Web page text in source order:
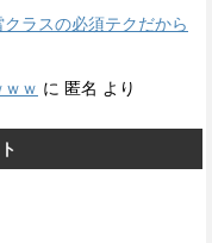
ラスの必須テクだから
ｗｗ に 匿名 より